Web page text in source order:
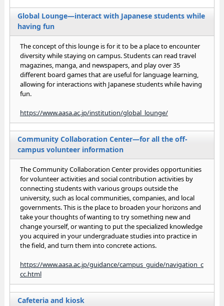
Global Lounge—interact with Japanese students while
having fun
The concept of this lounge is for it to be a place to encounter
diversity while staying on campus. Students can read travel
magazines, manga, and newspapers, and play over 35
different board games that are useful for language learning,
allowing for interactions with Japanese students while having
fun.
https://www.aasa.ac.jp/institution/global_lounge/
Community Collaboration Center—for all the off-
campus volunteer information
The Community Collaboration Center provides opportunities
for volunteer activities and social contribution activities by
connecting students with various groups outside the
university, such as local communities, companies, and local
governments. This is the place to broaden your horizons and
take your thoughts of wanting to try something new and
change yourself, or wanting to put the specialized knowledge
you acquired in your undergraduate studies into practice in
the field, and turn them into concrete actions.
https://www.aasa.ac.jp/guidance/campus_guide/navigation_c
cc.html
Cafeteria and kiosk